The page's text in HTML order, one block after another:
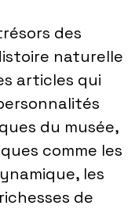
des
naturelle
articles qui
du musée,
comme les
les
de